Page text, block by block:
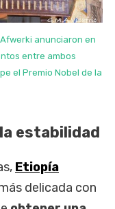
anunciaron en
entre ambos
el Premio Nobel de la
estabilidad
Etiopía
delicada con